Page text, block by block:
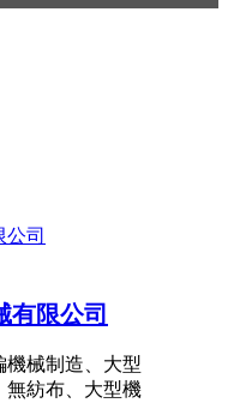
有限公司
機械制造、大型
無紡布、大型機